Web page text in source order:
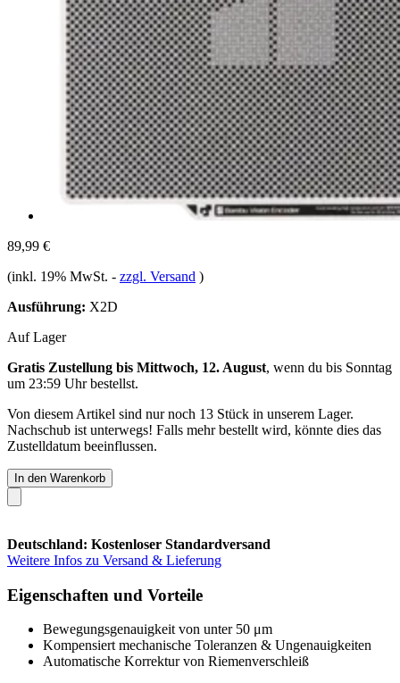
89,99 €
(inkl. 19% MwSt. - zzgl. Versand )
Ausführung: X2D
Auf Lager
Gratis Zustellung bis Mittwoch, 12. August, wenn du bis Sonntag
um 23:59 Uhrbestellst.
Von diesem Artikel sind nur noch 13 Stück in unserem Lager.
Nachschub ist unterwegs! Falls mehr bestellt wird, könnte dies das
Zustelldatum beeinflussen.
In den Warenkorb
Deutschland: Kostenloser Standardversand
Weitere Infos zu Versand & Lieferung
Eigenschaften und Vorteile
Bewegungsgenauigkeit von unter 50 μm
Kompensiert mechanische Toleranzen & Ungenauigkeiten
Automatische Korrektur von Riemenverschleiß